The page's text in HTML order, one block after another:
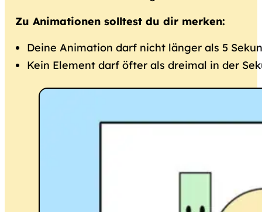
Zu Animationen solltest du dir merken:
Deine Animation darf nicht länger als 5
Kein Element darf öfter als dreimal in der